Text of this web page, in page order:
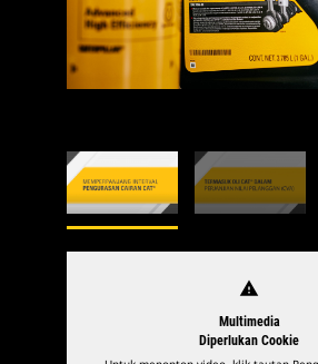
warning
Multimedia
Diperlukan Cookie